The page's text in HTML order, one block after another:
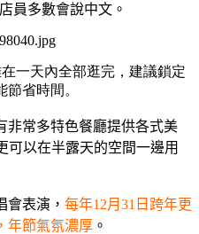
員多數會說中文。
一天內全部逛完，建議鎖定
省時間。
非常多特色餐廳提供各式美
可以在半露天的空間一邊用
會表演， 每年12月31日跨年更
年節氣氛濃厚 。